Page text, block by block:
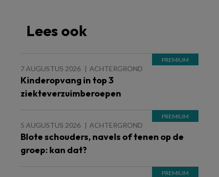
Lees ook
7 AUGUSTUS 2026 ACHTERGROND
Kinderopvang in top 3
ziekteverzuimberoepen
5 AUGUSTUS 2026 ACHTERGROND
Blote schouders, navels of tenen op de
groep: kan dat?